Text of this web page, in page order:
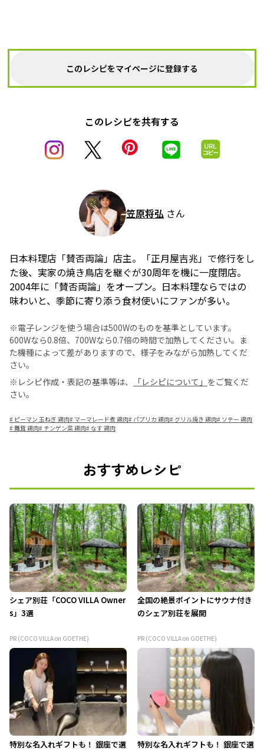
このレシピをマイページに登録する
このレシピを共有する
笠原将弘 さん
日本料理店「賛否両論」店主。「正月屋吉兆」で修行をし
た後、実家の焼き鳥店を継ぐが30周年を機に一度閉店。
2004年に「賛否両論」をオープン。日本料理ならではの
味わいと、季節に寄り添う食材使いにファンが多い。
※電子レンジを使う場合は500Wのものを基準としています。
600Wなら0.8倍、700Wなら0.7倍の時間で加熱してください。ま
た機種によって差がありますので、様子をみながら加熱してくだ
さい。
※レシピ作成・表記の基準等は、
「レシピについて」 をご覧くだ
さい。
# ピーマン 玉ねぎ 鶏肉# マーマレード煮 鶏肉#パプリカ 鶏肉# グリル焼き 鶏肉# ソテー 鶏肉
#舞茸 鶏肉# チンゲン菜 鶏肉# なす 鶏肉
おすすめレシピ
シェア別荘「COCO VILLA Owner
s」3選
PR (COCO VILLA on GOETHE)
全国の絶景ポイントにサウナ付き
のシェア別荘を展開
PR (COCO VILLA on GOETHE)
特別な名入れギフトも！ 銀座で選
特別な名入れギフトも！ 銀座で選